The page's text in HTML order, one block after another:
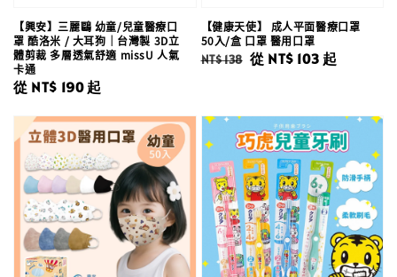
【興安】三麗鷗 幼童/兒童醫療口
罩 酷洛米 / 大耳狗｜台灣製 3D立
體剪裁 多層透氣舒適 missU 人氣
卡通
Regular
從 NT$ 190起
【健康天使】 成人平面醫療口罩
50入/盒 口罩 醫用口罩
Regular
NT$ 138 Sale
從 NT$ 103 起